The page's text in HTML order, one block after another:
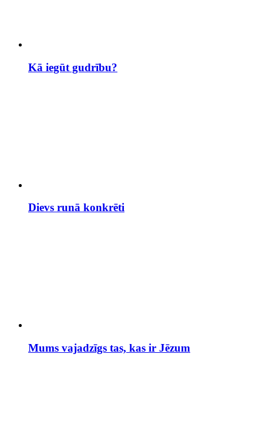
Kā iegūt gudrību?
Dievs runā konkrēti
Mums vajadzīgs tas, kas ir Jēzum